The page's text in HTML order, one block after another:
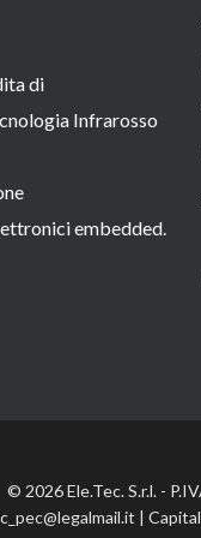
di
Infrarosso
embedded.
© 2026 Ele.Tec. S.r.l. -
|